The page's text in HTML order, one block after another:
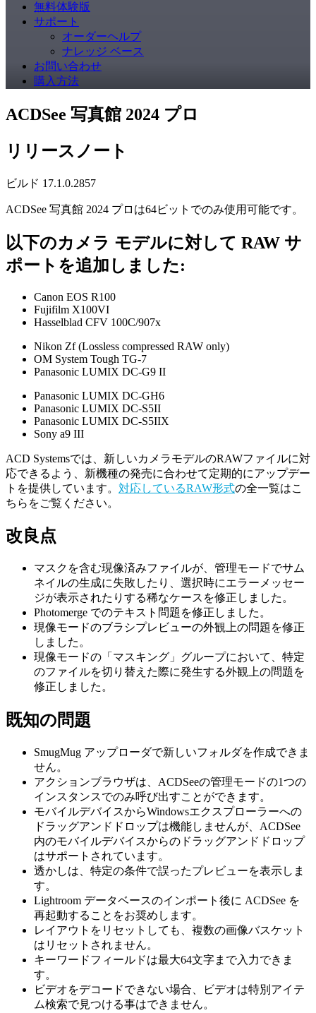
無料体験版
サポート
オーダーヘルプ
ナレッジ ベース
お問い合わせ
購入方法
ACDSee 写真館 2024 プロ
リリースノート
ビルド 17.1.0.2857
ACDSee 写真館 2024 プロは64ビットでのみ使用可能です。
以下のカメラ モデルに対して RAW サ
ポートを追加しました:
Canon EOS R100
Fujifilm X100VI
Hasselblad CFV 100C/907x
Nikon Zf (Lossless compressed RAW only)
OM System Tough TG-7
Panasonic LUMIX DC-G9 II
Panasonic LUMIX DC-GH6
Panasonic LUMIX DC-S5II
Panasonic LUMIX DC-S5IIX
Sony a9 III
ACD Systemsでは、新しいカメラモデルのRAWファイルに対
応できるよう、新機種の発売に合わせて定期的にアップデー
トを提供しています。 対応しているRAW形式の全一覧はこ
ちらをご覧ください。
改良点
マスクを含む現像済みファイルが、管理モードでサム
ネイルの生成に失敗したり、選択時にエラーメッセー
ジが表示されたりする稀なケースを修正しました。
Photomerge でのテキスト問題を修正しました。
現像モードのブラシプレビューの外観上の問題を修正
しました。
現像モードの「マスキング」グループにおいて、特定
のファイルを切り替えた際に発生する外観上の問題を
修正しました。
既知の問題
SmugMug アップローダで新しいフォルダを作成できま
せん。
アクションブラウザは、ACDSeeの管理モードの1つの
インスタンスでのみ呼び出すことができます。
モバイルデバイスからWindowsエクスプローラーへの
ドラッグアンドドロップは機能しませんが、ACDSee
内のモバイルデバイスからのドラッグアンドドロップ
はサポートされています。
透かしは、特定の条件で誤ったプレビューを表示しま
す。
Lightroom データベースのインポート後に ACDSee を
再起動することをお奨めします。
レイアウトをリセットしても、複数の画像バスケット
はリセットされません。
キーワードフィールドは最大64文字まで入力できま
す。
ビデオをデコードできない場合、ビデオは特別アイテ
ム検索で見つける事はできません。